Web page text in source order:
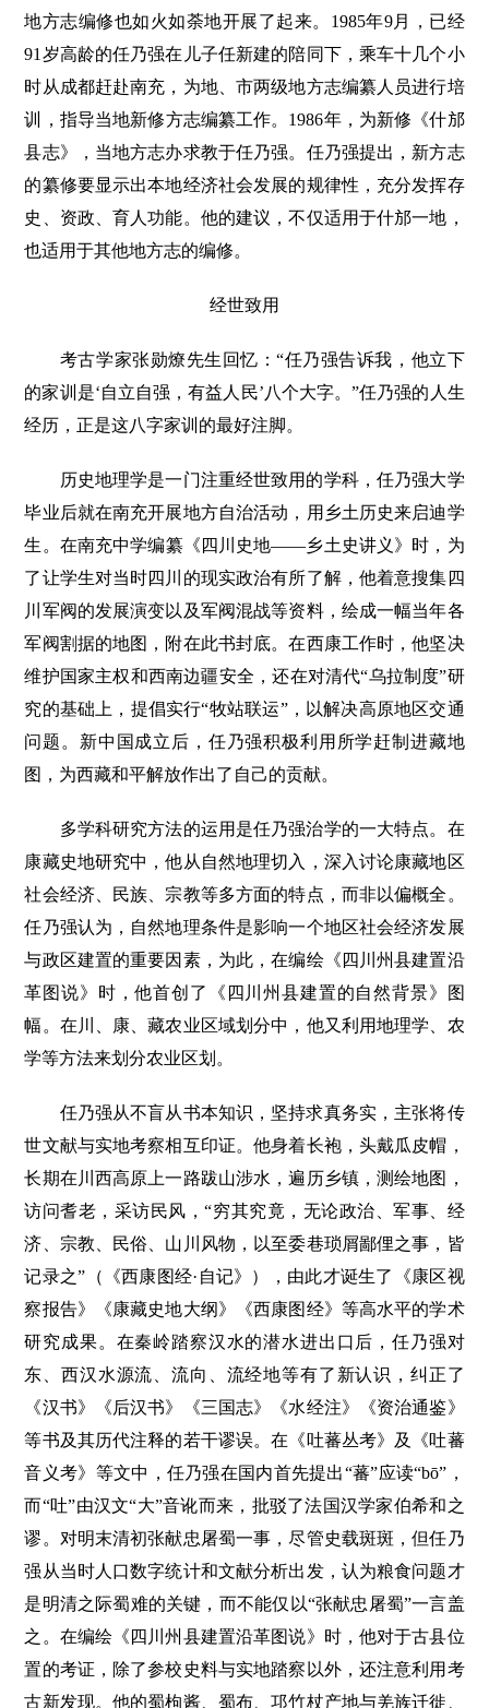
地方志编修也如火如荼地开展了起来。1985年9月，已经
91岁高龄的任乃强在儿子任新建的陪同下，乘车十几个小
时从成都赶赴南充，为地、市两级地方志编纂人员进行培
训，指导当地新修方志编纂工作。1986年，为新修《什邡
县志》，当地方志办求教于任乃强。任乃强提出，新方志
的纂修要显示出本地经济社会发展的规律性，充分发挥存
史、资政、育人功能。他的建议，不仅适用于什邡一地，
也适用于其他地方志的编修。
经世致用
考古学家张勋燎先生回忆：“任乃强告诉我，他立下
的家训是‘自立自强，有益人民’八个大字。”任乃强的人生
经历，正是这八字家训的最好注脚。
历史地理学是一门注重经世致用的学科，任乃强大学
毕业后就在南充开展地方自治活动，用乡土历史来启迪学
生。在南充中学编纂《四川史地——乡土史讲义》时，为
了让学生对当时四川的现实政治有所了解，他着意搜集四
川军阀的发展演变以及军阀混战等资料，绘成一幅当年各
军阀割据的地图，附在此书封底。在西康工作时，他坚决
维护国家主权和西南边疆安全，还在对清代“乌拉制度”研
究的基础上，提倡实行“牧站联运”，以解决高原地区交通
问题。新中国成立后，任乃强积极利用所学赶制进藏地
图，为西藏和平解放作出了自己的贡献。
多学科研究方法的运用是任乃强治学的一大特点。在
康藏史地研究中，他从自然地理切入，深入讨论康藏地区
社会经济、民族、宗教等多方面的特点，而非以偏概全。
任乃强认为，自然地理条件是影响一个地区社会经济发展
与政区建置的重要因素，为此，在编绘《四川州县建置沿
革图说》时，他首创了《四川州县建置的自然背景》图
幅。在川、康、藏农业区域划分中，他又利用地理学、农
学等方法来划分农业区划。
任乃强从不盲从书本知识，坚持求真务实，主张将传
世文献与实地考察相互印证。他身着长袍，头戴瓜皮帽，
长期在川西高原上一路跋山涉水，遍历乡镇，测绘地图，
访问耆老，采访民风，“穷其究竟，无论政治、军事、经
济、宗教、民俗、山川风物，以至委巷琐屑鄙俚之事，皆
记录之”（《西康图经·自记》），由此才诞生了《康区视
察报告》《康藏史地大纲》《西康图经》等高水平的学术
研究成果。在秦岭踏察汉水的潜水进出口后，任乃强对
东、西汉水源流、流向、流经地等有了新认识，纠正了
《汉书》《后汉书》《三国志》《水经注》《资治通鉴》
等书及其历代注释的若干谬误。在《吐蕃丛考》及《吐蕃
音义考》等文中，任乃强在国内首先提出“蕃”应读“bō”，
而“吐”由汉文“大”音讹而来，批驳了法国汉学家伯希和之
谬。对明末清初张献忠屠蜀一事，尽管史载斑斑，但任乃
强从当时人口数字统计和文献分析出发，认为粮食问题才
是明清之际蜀难的关键，而不能仅以“张献忠屠蜀”一言盖
之。在编绘《四川州县建置沿革图说》时，他对于古县位
置的考证，除了参校史料与实地踏察以外，还注意利用考
古新发现。他的蜀枸酱、蜀布、邛竹杖产地与羌族迁徙、